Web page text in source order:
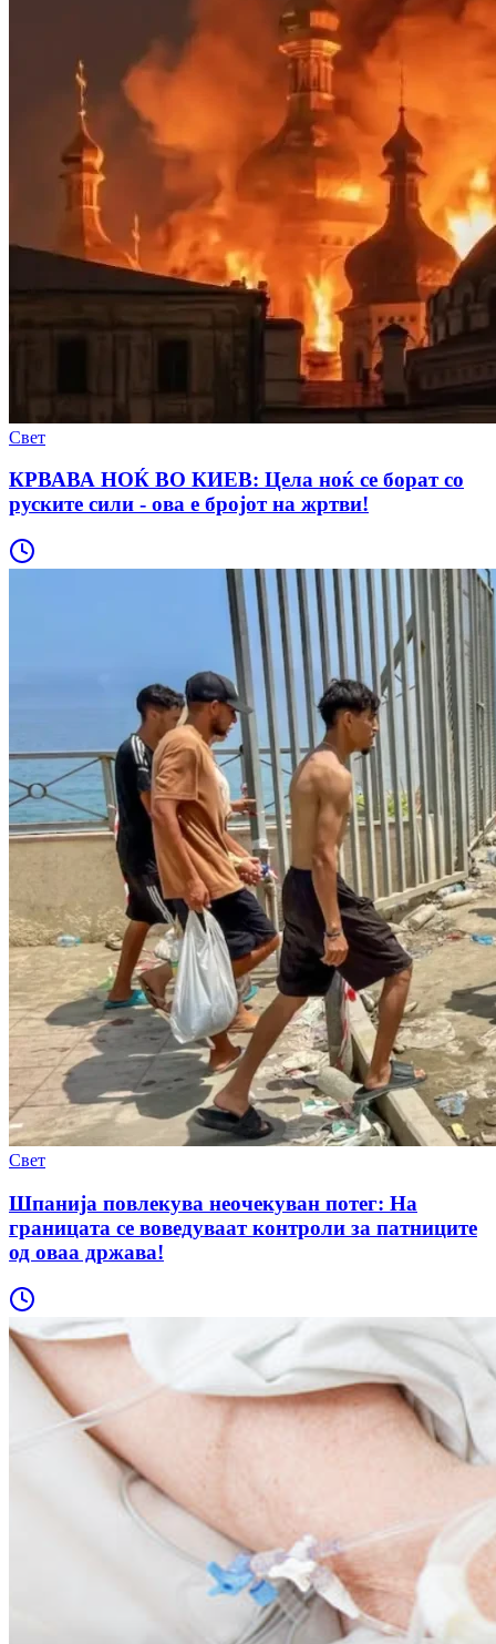
Свет
КРВАВА НОЌ ВО КИЕВ: Цела ноќ се борат со
руските сили - ова е бројот на жртви!
Свет
Шпанија повлекува неочекуван потег: На
границата се воведуваат контроли за патниците
од оваа држава!